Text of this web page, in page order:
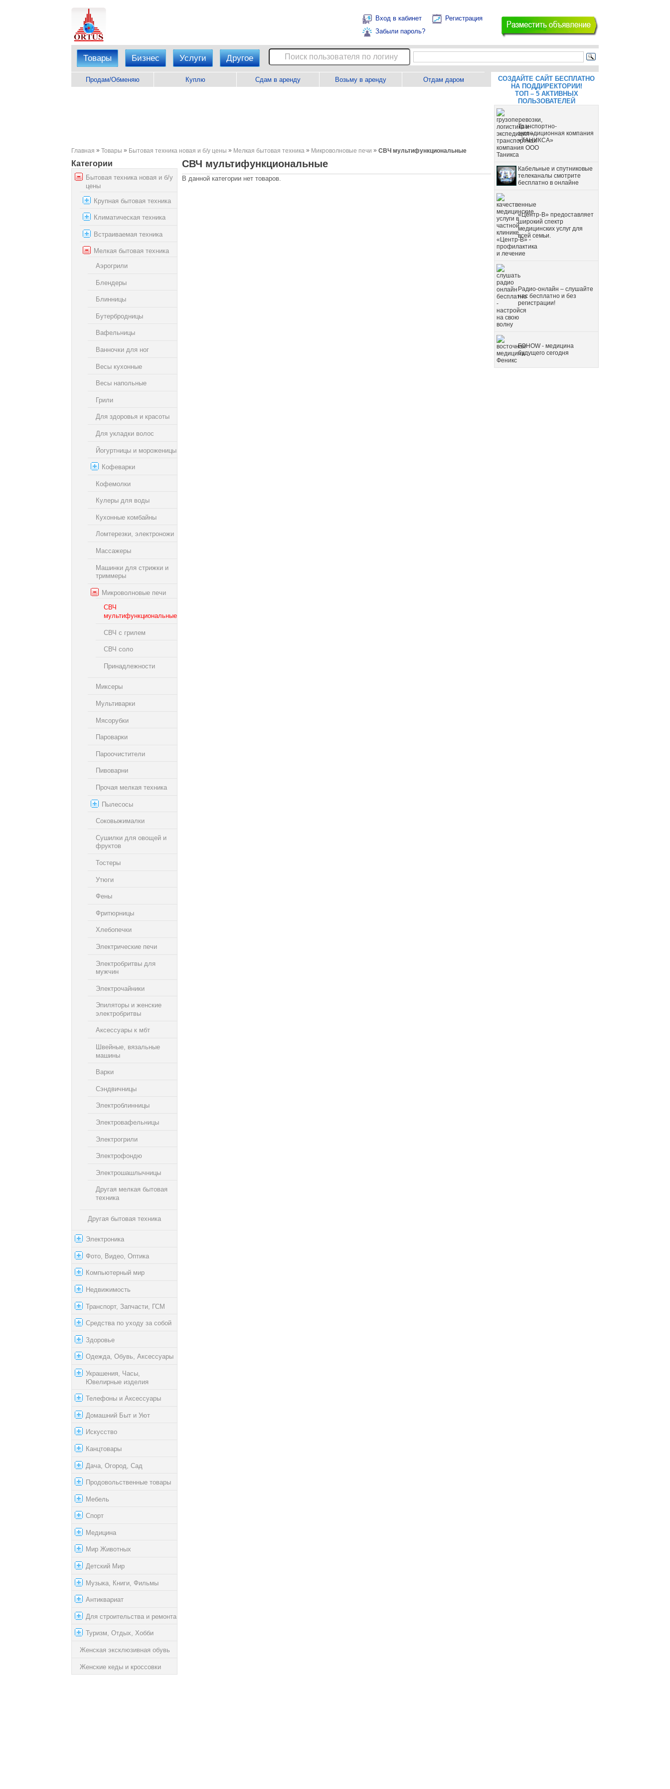
Вход в кабинет
Регистрация
Забыли пароль?
Товары Бизнес Услуги Другое
Продам/Обменяю Куплю Сдам в аренду Возьму в аренду Отдам даром
Главная » Товары » Бытовая техника новая и б/у цены » Мелкая бытовая техника » Микроволновые печи » СВЧ мультифункциональные
Категории
Бытовая техника новая и б/у
цены
Крупная бытовая техника
Климатическая техника
Встраиваемая техника
Мелкая бытовая техника
Аэрогрили
Блендеры
Блинницы
Бутербродницы
Вафельницы
Ванночки для ног
Весы кухонные
Весы напольные
Грили
Для здоровья и красоты
Для укладки волос
Йогуртницы и мороженицы
Кофеварки
Кофемолки
Кулеры для воды
Кухонные комбайны
Ломтерезки, электроножи
Массажеры
Машинки для стрижки и
триммеры
Микроволновые печи
СВЧ
мультифункциональные
СВЧ с грилем
СВЧ соло
Принадлежности
Миксеры
Мультиварки
Мясорубки
Пароварки
Пароочистители
Пивоварни
Прочая мелкая техника
Пылесосы
Соковыжималки
Сушилки для овощей и
фруктов
Тостеры
Утюги
Фены
Фритюрницы
Хлебопечки
Электрические печи
Электробритвы для
мужчин
Электрочайники
Эпиляторы и женские
электробритвы
Аксессуары к мбт
Швейные, вязальные
машины
Варки
Сэндвичницы
Электроблинницы
Электровафельницы
Электрогрили
Электрофондю
Электрошашлычницы
Другая мелкая бытовая
техника
Другая бытовая техника
Электроника
Фото, Видео, Оптика
Компьютерный мир
Недвижимость
Транспорт, Запчасти, ГСМ
Средства по уходу за собой
Здоровье
Одежда, Обувь, Аксессуары
Украшения, Часы,
Ювелирные изделия
Телефоны и Аксессуары
Домашний Быт и Уют
Искусство
Канцтовары
Дача, Огород, Сад
Продовольственные товары
Мебель
Спорт
Медицина
Мир Животных
Детский Мир
Музыка, Книги, Фильмы
Антиквариат
Для строительства и ремонта
Туризм, Отдых, Хобби
Женская эксклюзивная обувь
Женские кеды и кроссовки
СВЧ мультифункциональные
В данной категории нет товаров.
СОЗДАЙТЕ САЙТ БЕСПЛАТНО
НА ПОДДИРЕКТОРИИ!
ТОП – 5 АКТИВНЫХ
ПОЛЬЗОВАТЕЛЕЙ
Транспортно-
экспедиционная компания
«ТАНИКСА»
Кабельные и спутниковые
телеканалы смотрите
бесплатно в онлайне
«Центр-В» предоставляет
широкий спектр
медицинских услуг для
всей семьи.
Радио-онлайн – слушайте
нас бесплатно и без
регистрации!
FOHOW - медицина
будущего сегодня